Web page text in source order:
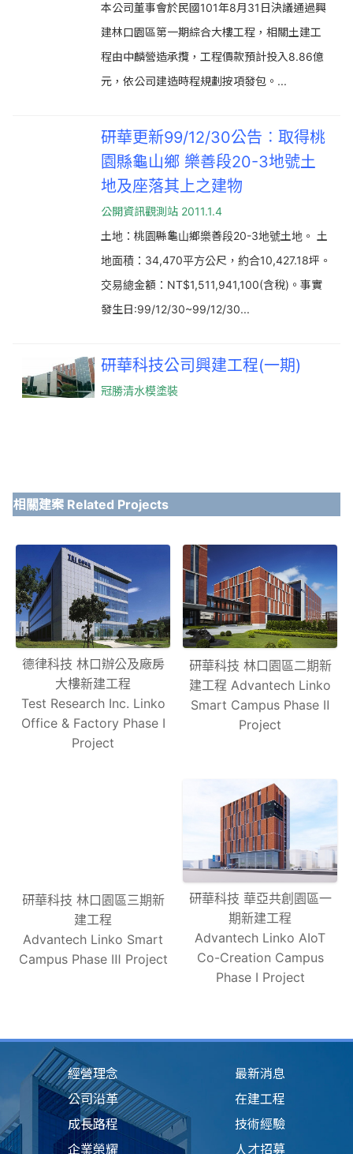
本公司董事會於民國101年8月31日決議通過興
建林口園區第一期綜合大樓工程，相關土建工
程由中麟營造承攬，工程價款預計投入8.86億
元，依公司建造時程規劃按項發包。...
研華更新99/12/30公告︰取得桃
園縣龜山鄉 樂善段20-3地號土
地及座落其上之建物
公開資訊觀測站 2011.1.4
土地：桃園縣龜山鄉樂善段20-3地號土地。 土
地面積：34,470平方公尺，約合10,427.18坪。
交易總金額：NT$1,511,941,100(含稅)。事實
發生日:99/12/30~99/12/30...
研華科技公司興建工程(一期)
冠勝清水模塗裝
相關建案 Related Projects
德律科技 林口辦公及廠房
大樓新建工程
Test Research Inc. Linko
Office & Factory Phase I
Project
研華科技 林口園區二期新
建工程 Advantech Linko
Smart Campus Phase Ⅱ
Project
研華科技 林口園區三期新
建工程
Advantech Linko Smart
Campus Phase Ⅲ Project
研華科技 華亞共創園區一
期新建工程
Advantech Linko AIoT
Co-Creation Campus
Phase Ⅰ Project
經營理念
公司沿革
成長路程
企業榮耀
最新消息
在建工程
技術經驗
人才招募